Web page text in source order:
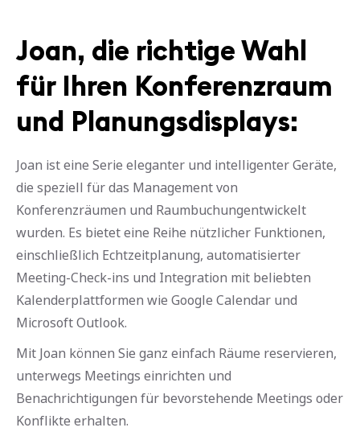
Joan, die richtige Wahl
für Ihren Konferenzraum
und Planungsdisplays:
Joan ist eine Serie eleganter und intelligenter Geräte,
die speziell für das Management von
Konferenzräumen und Raumbuchungentwickelt
wurden. Es bietet eine Reihe nützlicher Funktionen,
einschließlich Echtzeitplanung, automatisierter
Meeting-Check-ins und Integration mit beliebten
Kalenderplattformen wie Google Calendar und
Microsoft Outlook.
Mit Joan können Sie ganz einfach Räume reservieren,
unterwegs Meetings einrichten und
Benachrichtigungen für bevorstehende Meetings oder
Konflikte erhalten.